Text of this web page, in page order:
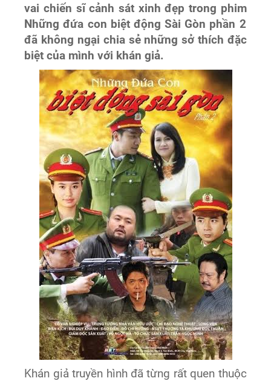
vai chiến sĩ cảnh sát xinh đẹp trong phim
Những đứa con biệt động Sài Gòn phần 2
đã không ngại chia sẻ những sở thích đặc
biệt của mình với khán giả.
Khán giả truyền hình đã từng rất quen thuộc